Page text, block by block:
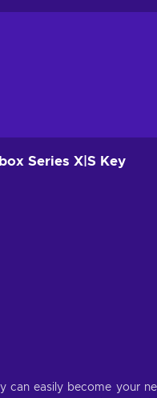
Series X|S Key
can easily become your